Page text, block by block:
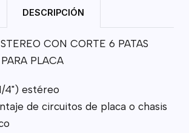
DESCRIPCIÓN
CON CORTE 6 PATAS
PLACA
4") estéreo
de circuitos de placa o chasis